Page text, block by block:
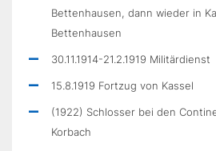
Bettenhausen, dann wieder in
Bettenhausen
30.11.1914-21.2.1919 Militärdienst
15.8.1919 Fortzug von Kassel
(1922) Schlosser bei den
Korbach